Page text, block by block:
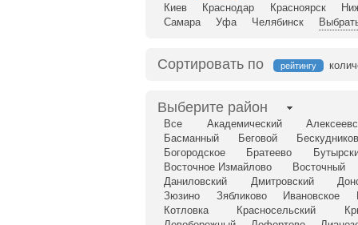
Киев
Краснодар Красноярск
Самара
Уфа Челябинск
Сортировать по рейтингу
Выберите район
Все Академический
Басманный
Беговой
Богородское
Братеево
Восточное Измайлово
Восточный
Даниловский
Дмитровский
Зюзино
Зябликово Ивановское
Котловка
Красносельский